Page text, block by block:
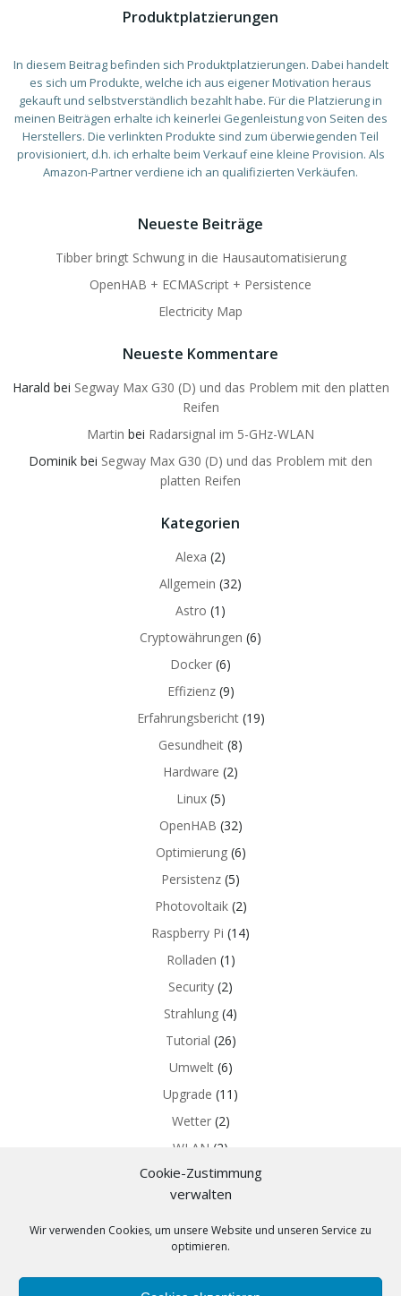
Cookie-Zustimmung
verwalten
Wir verwenden Cookies, um unsere Website und unseren Service zu
optimieren.
Produktplatzierungen
In diesem Beitrag befinden sich Produktplatzierungen. Dabei handelt
es sich um Produkte, welche ich aus eigener Motivation heraus
gekauft und selbstverständlich bezahlt habe. Für die Platzierung in
meinen Beiträgen erhalte ich keinerlei Gegenleistung von Seiten des
Herstellers. Die verlinkten Produkte sind zum überwiegenden Teil
provisioniert, d.h. ich erhalte beim Verkauf eine kleine Provision. Als
Amazon-Partner verdiene ich an qualifizierten Verkäufen.
Neueste Beiträge
Tibber bringt Schwung in die Hausautomatisierung
OpenHAB + ECMAScript + Persistence
Electricity Map
Neueste Kommentare
Harald bei Segway Max G30 (D) und das Problem mit den platten
Reifen
Martin bei Radarsignal im 5-GHz-WLAN
Dominik bei Segway Max G30 (D) und das Problem mit den
platten Reifen
Kategorien
Alexa (2)
Allgemein (32)
Astro (1)
Cryptowährungen (6)
Docker (6)
Effizienz(9)
Erfahrungsbericht(19)
Gesundheit (8)
Hardware (2)
Linux(5)
OpenHAB (32)
Optimierung(6)
Persistenz (5)
Photovoltaik(2)
Raspberry Pi (14)
Rolladen (1)
Security (2)
Strahlung (4)
Tutorial (26)
Umwelt(6)
Upgrade (11)
Wetter(2)
WLAN (2)
Z-WAVE(5)